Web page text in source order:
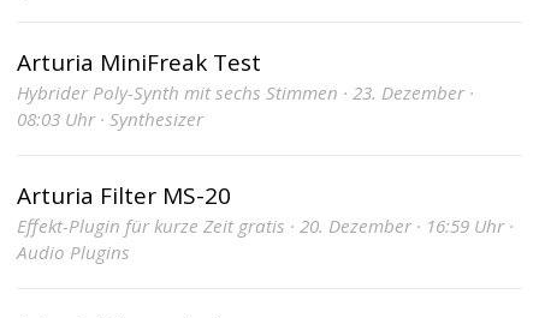
Arturia MiniFreak Test
Hybrider Poly-Synth mit sechs Stimmen · 23. Dezember ·
08:03 Uhr · Synthesizer
Arturia Filter MS-20
Effekt-Plugin für kurze Zeit gratis · 20. Dezember · 16:59 Uhr ·
Audio Plugins